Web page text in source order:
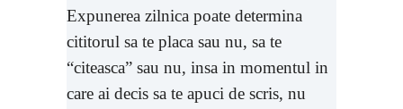
Expunerea zilnica poate determina
cititorul sa te placa sau nu, sa te
“citeasca” sau nu, insa in momentul in
care ai decis sa te apuci de scris, nu